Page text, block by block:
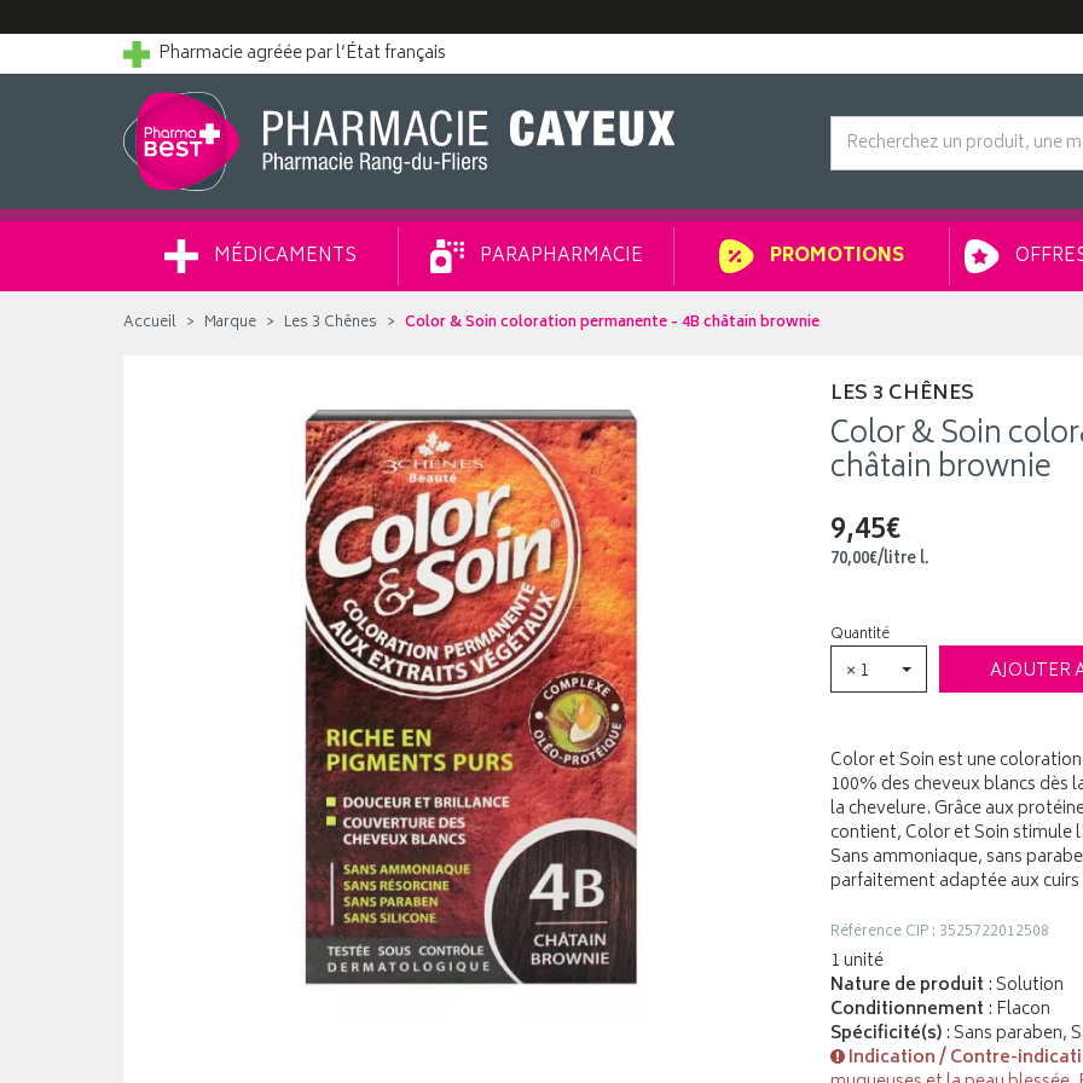
Pharmacie agréée par l’État français
MÉDICAMENTS PARAPHARMACIE PROMOTIONS
Accueil Marque Les 3 Chênes Color & Soin coloration permanente - 4B châtain brownie
LES 3 CHÊNES
Color & Soin
châtain brownie
9,45€
70,00€/litrel.
Quantité
× 1 AJOUTER
Color et Soin est une
100% des cheveux blancs dès
la chevelure. Grâce aux
contient, Color et Soin stimule
Sans ammoniaque, sans
parfaitement adaptée aux
Référence CIP : 3525722012508
1 unité
Nature de produit : Solution
Conditionnement : Flacon
Spécificité(s): Sans paraben,
Indication / Contre-